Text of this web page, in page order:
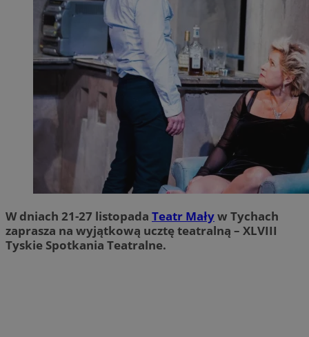
W dniach 21-27 listopada Teatr Maływ Tychach
zaprasza na wyjątkową ucztę teatralną – XLVIII
Tyskie Spotkania Teatralne.